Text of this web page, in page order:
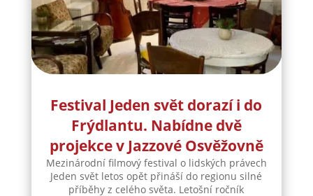
Festival Jeden svět dorazí i do
Frýdlantu. Nabídne dvě
projekce v Jazzové Osvěžovně
Mezinárodní filmový festival o lidských právech
odstartoval 9. dubna v Liberci a až do 17.
dubna nabídne celkem dvanáct filmů, které
otevírají aktuální společenská témata – od...
číst více